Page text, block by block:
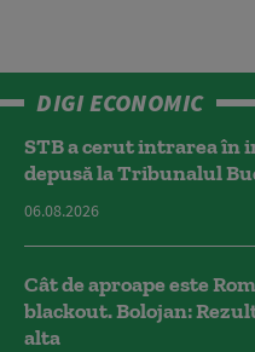
DIGI ECONOMIC
STB a cerut intrarea în
depusă la Tribunalul
06.08.2026
Cât de aproape este
blackout. Bolojan:
alta